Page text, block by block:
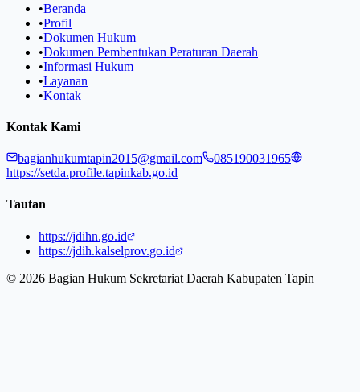
•Beranda
•Profil
•Dokumen Hukum
•Dokumen Pembentukan Peraturan Daerah
•Informasi Hukum
•Layanan
•Kontak
Kontak Kami
bagianhukumtapin2015@gmail.com
085190031965
https://setda.profile.tapinkab.go.id
Tautan
https://jdihn.go.id
https://jdih.kalselprov.go.id
© 2026 Bagian Hukum Sekretariat Daerah Kabupaten Tapin